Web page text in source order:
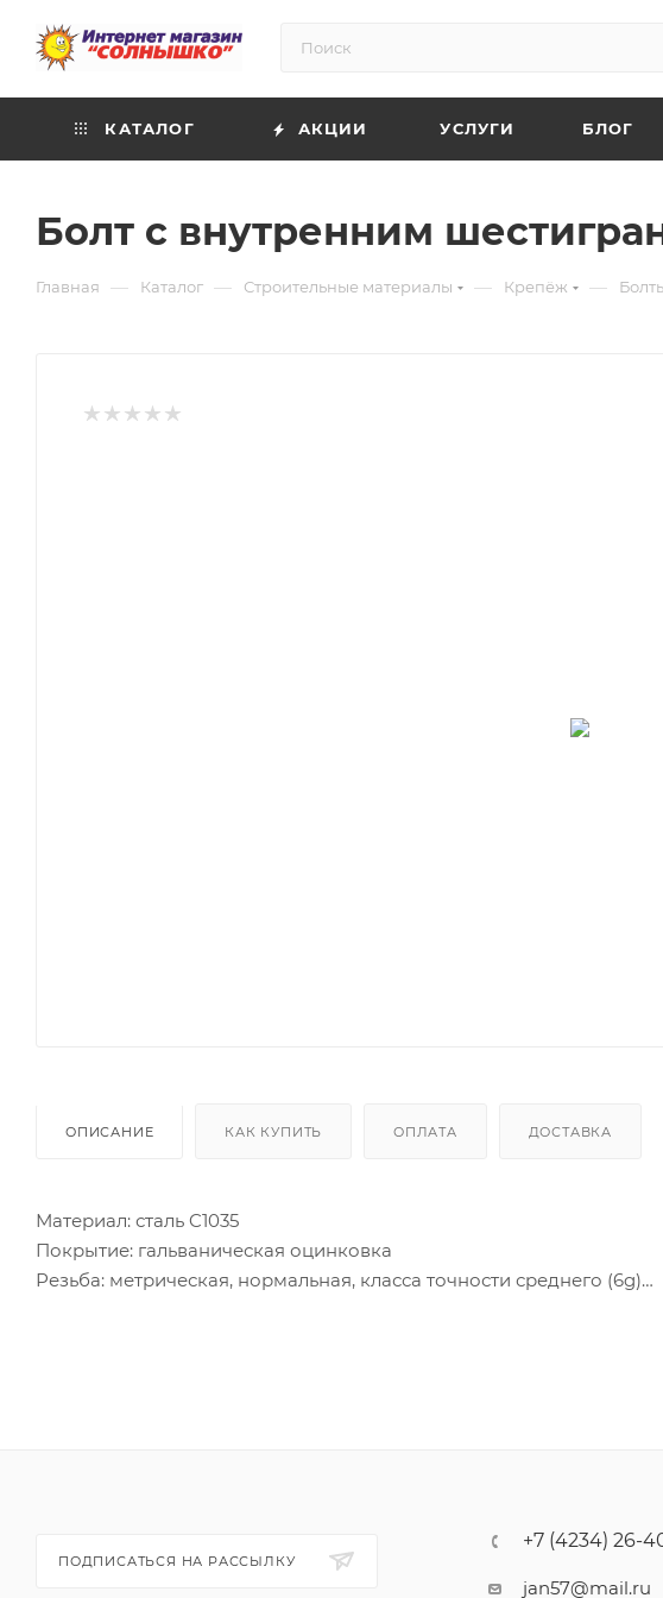
КАТАЛОГ АКЦИИ УСЛУГИ БЛОГ
Болт с внутренним
Главная — Каталог — Строительные материалы — Крепёж —
ОПИСАНИЕ КАК КУПИТЬ ОПЛАТА ДОСТАВКА
Материал: сталь C1035
Покрытие: гальваническая оцинковка
Резьба: метрическая, нормальная, класса точности среднего (6g)
ПОДПИСАТЬСЯ НА РАССЫЛКУ
+7 (4234) 26-
jan57@mail.ru